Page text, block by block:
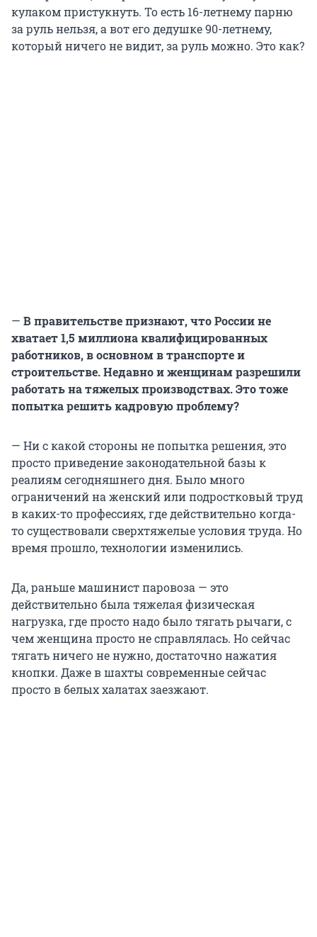
кулаком пристукнуть. То есть 16-летнему парню
за руль нельзя, а вот его дедушке 90-летнему,
который ничего не видит, за руль можно. Это как?
— В правительстве признают, что России не
хватает1,5 миллионаквалифицированных
работников, в основном в транспорте и
строительстве. Недавно и женщинам разрешили
работать на тяжелых производствах. Это тоже
попытка решить кадровую проблему?
— Ни с какой стороны не попытка решения, это
просто приведение законодательной базы к
реалиям сегодняшнего дня. Было много
ограничений на женский или подростковый труд
в каких-то профессиях, где действительно когда-
то существовали сверхтяжелые условия труда. Но
время прошло, технологии изменились.
Да, раньше машинист паровоза — это
действительно была тяжелая физическая
нагрузка, где просто надо было тягать рычаги, с
чем женщина просто не справлялась. Но сейчас
тягать ничего не нужно, достаточно нажатия
кнопки. Даже в шахты современные сейчас
просто в белых халатах заезжают.